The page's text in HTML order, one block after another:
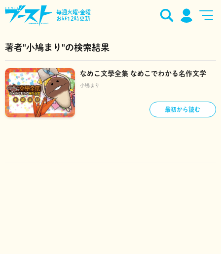
毎週火曜•金曜
お昼12時更新
著者"小鳩まり"の検索結果
なめこ文學全集 なめこでわかる名作文学
小鳩まり
最初から読む